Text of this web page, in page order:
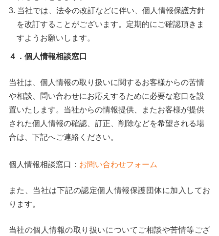
当社では、法令の改訂などに伴い、個人情報保護方針
を改訂することがございます。定期的にご確認頂きま
すようお願いします。
４．個人情報相談窓口
当社は、個人情報の取り扱いに関するお客様からの苦情
や相談、問い合わせにお応えするために必要な窓口を設
置いたします。当社からの情報提供、またお客様が提供
された個人情報の確認、訂正、削除などを希望される場
合は、下記へご連絡ください。
個人情報相談窓口： お問い合わせフォーム
また、当社は下記の認定個人情報保護団体に加入してお
ります。
当社の個人情報の取り扱いについてご相談や苦情等ござ